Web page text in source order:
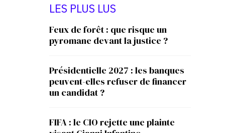
LES PLUS LUS
Feux de forêt : que risque un
pyromane devant la justice ?
Présidentielle 2027 : les banques
peuvent-elles refuser de financer
un candidat ?
FIFA : le CIO rejette une plainte